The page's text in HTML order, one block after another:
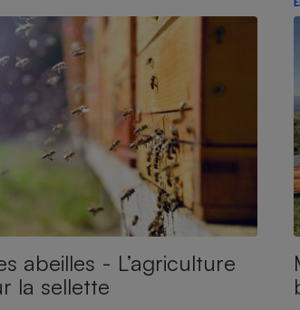
abeilles - L’agriculture
la sellette